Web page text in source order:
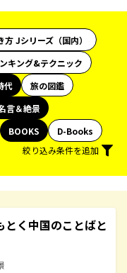
方 Jシリーズ（国内）
キング&テクニック
代
旅の図鑑
言＆絶景
BOOKS
D-Books
絞り込み条件を追加
とく中国のことばと